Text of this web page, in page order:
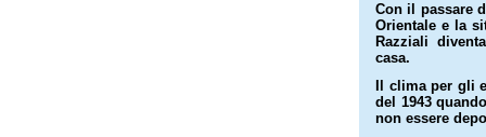
Con il passare
Orientale e la
Razziali
casa.
Il clima per gli
del 1943
non essere